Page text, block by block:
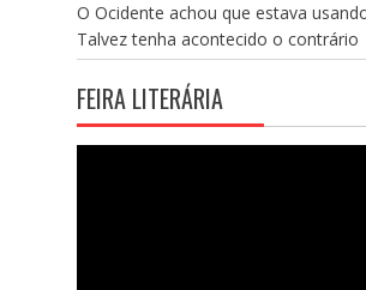
O Ocidente achou que estava
Talvez tenha acontecido o contrário
FEIRA LITERÁRIA